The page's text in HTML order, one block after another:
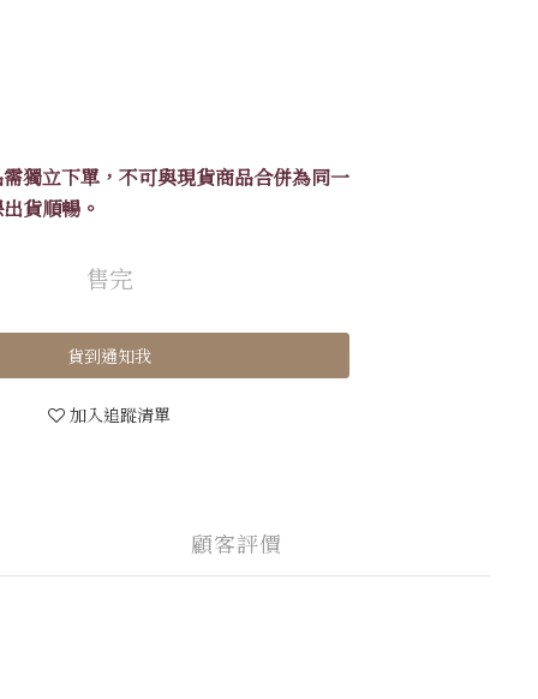
獨立下單，不可與現貨商品合併為同一
貨順暢。
售完
貨到通知我
加入追蹤清單
顧客評價